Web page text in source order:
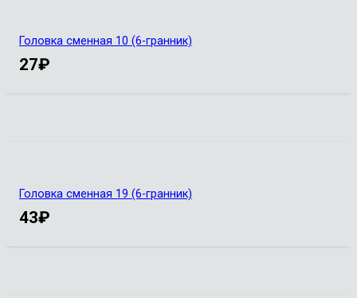
Головка сменная 10 (6-гранник)
27₽
Головка сменная 19 (6-гранник)
43₽